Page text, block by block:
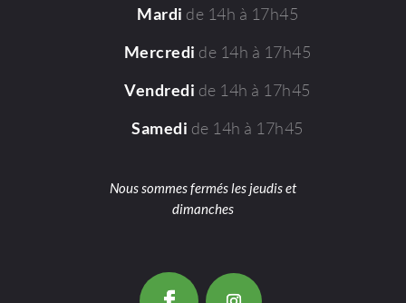
Mardi de 14h à 17h45
Mercredi de 14h à 17h45
Vendredi de 14h à 17h45
Samedi de 14h à 17h45
Nous sommes fermés les jeudis et
dimanches